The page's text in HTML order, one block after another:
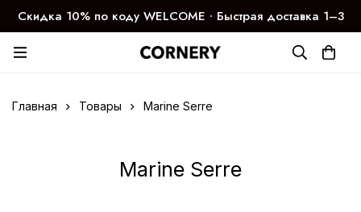
Скидка 10% по коду WELCOME ∙ Быстрая доставка 1–3
дня
Главная Товары Marine Serre
Marine Serre